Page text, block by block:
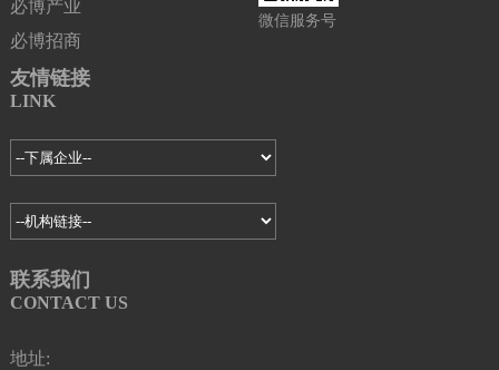
必博产业
必博招商
微信服务号
友情链接
LINK
联系我们
CONTACT US
地址: